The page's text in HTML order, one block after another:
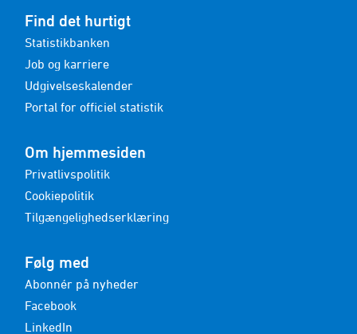
Find det hurtigt
Statistikbanken
Job og karriere
Udgivelseskalender
Portal for officiel statistik
Om hjemmesiden
Privatlivspolitik
Cookiepolitik
Tilgængelighedserklæring
Følg med
Abonnér på nyheder
Facebook
LinkedIn